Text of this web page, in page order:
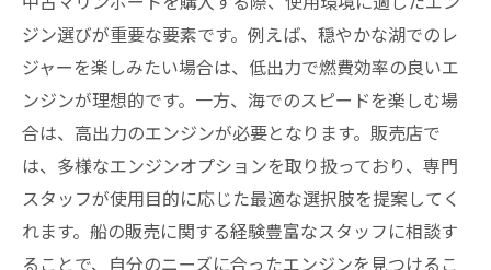
ジン選びが重要な要素です。例えば、穏やかな湖でのレ
ジャーを楽しみたい場合は、低出力で燃費効率の良いエ
ンジンが理想的です。一方、海でのスピードを楽しむ場
合は、高出力のエンジンが必要となります。販売店で
は、多様なエンジンオプションを取り扱っており、専門
スタッフが使用目的に応じた最適な選択肢を提案してく
れます。船の販売に関する経験豊富なスタッフに相談す
ることで、自分のニーズに合ったエンジンを見つけるこ